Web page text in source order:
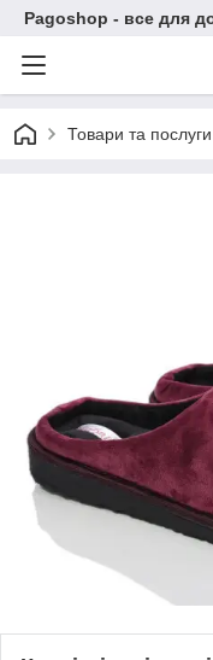
Pagoshop - все для
Товари та послуги